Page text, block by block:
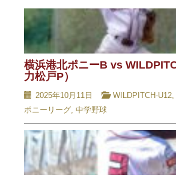
横浜港北ポニーB vs
力松戸P）
2025年10月11日 WILDPITCH-U12,
ポニーリーグ, 中学野球